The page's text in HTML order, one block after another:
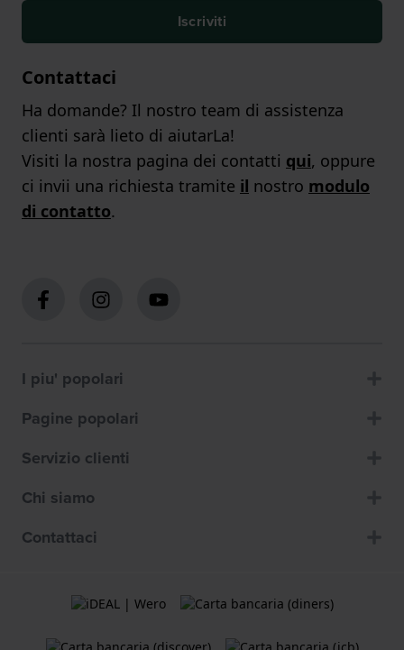
Iscriviti
Contattaci
Ha domande? Il nostro team di assistenza
clienti sarà lieto di aiutarLa!
Visiti la nostra pagina dei contatti qui, oppure
ci invii una richiesta tramite il nostro modulo
di contatto.
I piu' popolari
Pagine popolari
Servizio clienti
Chi siamo
Contattaci